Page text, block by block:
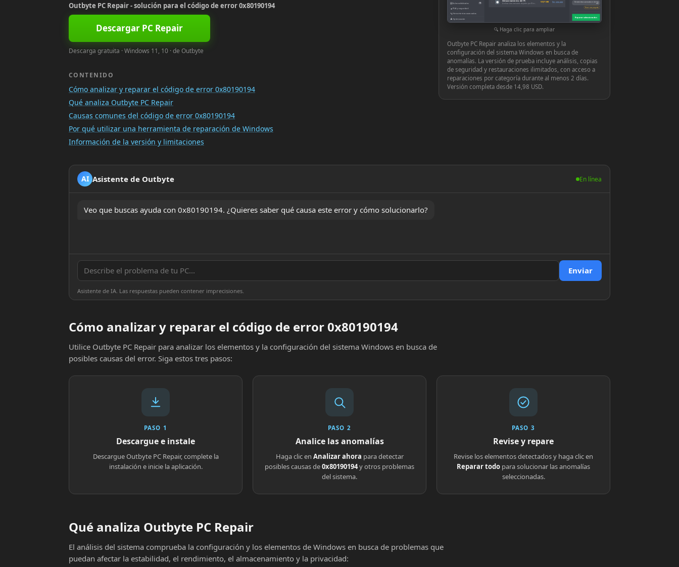
Outbyte PC Repair - solución para el código de error 0x80190194
Descargar PC Repair
Descarga gratuita · Windows 11, 10 · de Outbyte
CONTENIDO
Cómo analizar y reparar el código de error 0x80190194
Qué analiza Outbyte PC Repair
Causas comunes del código de error 0x80190194
Por qué utilizar una herramienta de reparación de Windows
Información de la versión y limitaciones
▤Vulnerabilidades 10
● PUA y seguridad
🔧Herramientas avanzadas
♟Optimización
◉ Archivos innecesarios dejados por Windows o las aplicaciones
939,71 MB Ver y reparar Herramientas avanzadas en tiempo
real
Hacer una pregunta
Reparar seleccionados
Haga clic para ampliar
Outbyte PC Repair analiza los elementos y la
configuración del sistema Windows en busca de
anomalías. La versión de prueba incluye análisis, copias
de seguridad y restauraciones ilimitados, con acceso a
reparaciones por categoría durante al menos 2 días.
Versión completa desde 14,98 USD.
AI Asistente de Outbyte En línea
Veo que buscas ayuda con 0x80190194. ¿Quieres saber qué causa este error y cómo solucionarlo?
Enviar
Asistente de IA. Las respuestas pueden contener imprecisiones.
Cómo analizar y reparar el código de error 0x80190194
Utilice Outbyte PC Repair para analizar los elementos y la configuración del sistema Windows en busca de
posibles causas del error. Siga estos tres pasos:
PASO 1
Descargue e instale
Descargue Outbyte PC Repair, complete la
instalación e inicie la aplicación.
PASO 2
Analice las anomalías
Haga clic en Analizar ahora para detectar
posibles causas de0x80190194y otros problemas
del sistema.
PASO 3
Revise y repare
Revise los elementos detectados y haga clic en
Reparar todo para solucionar las anomalías
seleccionadas.
Qué analiza Outbyte PC Repair
El análisis del sistema comprueba la configuración y los elementos de Windows en busca de problemas que
puedan afectar la estabilidad, el rendimiento, el almacenamiento y la privacidad: